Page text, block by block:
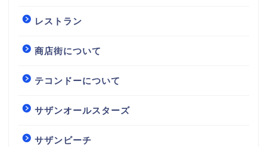
レストラン
商店街について
テコンドーについて
サザンオールスターズ
サザンビーチ